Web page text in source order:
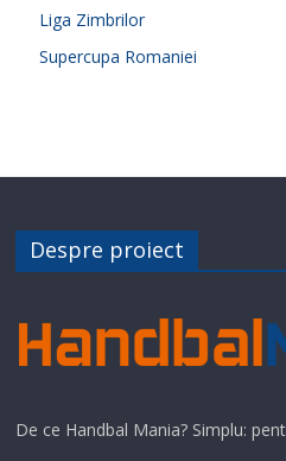
Liga Zimbrilor
Supercupa Romaniei
Despre proiect
De ce Handbal Mania? Simplu: